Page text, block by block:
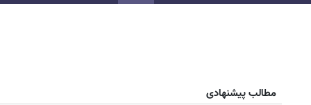
مطالب پیشنهادی